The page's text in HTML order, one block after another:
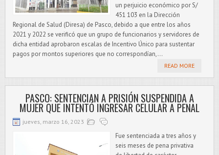
un perjuicio económico por S/
451 103 en la Dirección
Regional de Salud (Diresa) de Pasco, debido a que entre los años
2021 y 2022 se verificó que un grupo de funcionarios y servidores de
dicha entidad aprobaron escalas de Incentivo Único para sustentar
pagos por montos superiores que no correspondían,...
READ MORE
PASCO: SENTENCIAN A PRISIÓN SUSPENDIDA A
MUJER QUE INTENTÓ INGRESAR CELULAR A PENAL
jueves, marzo 16, 2023
Fue sentenciada a tres años y
seis meses de pena privativa